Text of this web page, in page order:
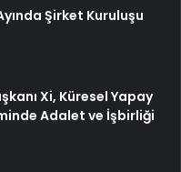
Şirket Kuruluşu
Xi, Küresel Yapay
Adalet ve İşbirliği